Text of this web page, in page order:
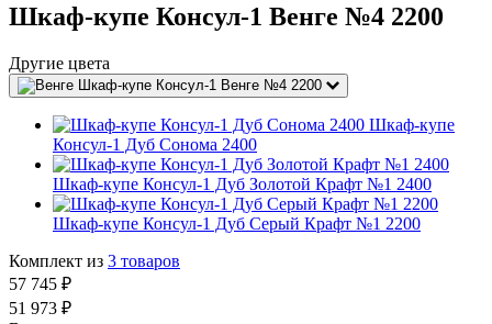
Шкаф-купе Консул-1 Венге №4 2200
Другие цвета
Шкаф-купе Консул-1 Венге №4 2200
Шкаф-купе
Консул-1 Дуб Сонома 2400
Шкаф-купе Консул-1 Дуб Золотой Крафт №1 2400
Шкаф-купе Консул-1 Дуб Серый Крафт №1 2200
Комплект из 3 товаров
57 745 ₽
51 973 ₽